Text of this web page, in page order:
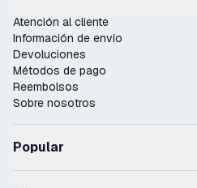
Atención al cliente
Información de envío
Devoluciones
Métodos de pago
Reembolsos
Sobre nosotros
Popular